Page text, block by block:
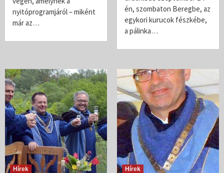
nyitóprogramjáról – miként
már az…
én, szombaton Beregbe, az
egykori kurucok fészkébe,
a pálinka…
Hírek Hírek